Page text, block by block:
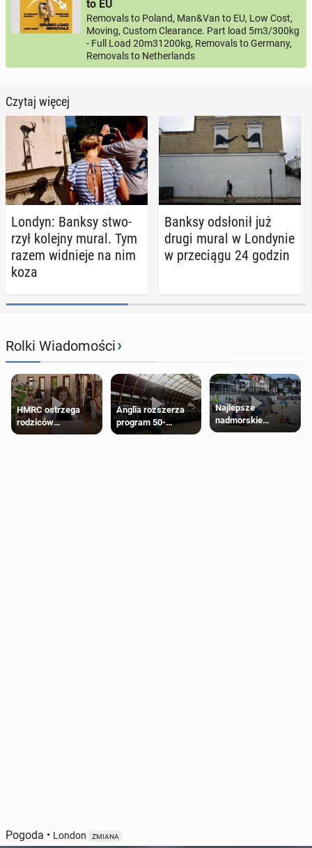
to EU
Removals to Poland, Man&Van to EU, Low Cost,
Moving, Custom Clearance. Part load 5m3/300kg
- Full Load 20m31200kg, Removals to Germany,
Removals to Netherlands
Czytaj więcej
Londyn: Banksy stwo­
rzył kolejny mural. Tym
razem wid­nie­je na nim
koza
Banksy od­sło­nił już
drugi mural w Lon­dy­nie
w prze­cią­gu 24 godzin
Rolki Wiadomości›
HMRC ostrzega
rodziców
pobierających Child
Anglia rozszerza
program 50-
procentowych
Najlepsze
nadmorskie
miasteczko blisko
Pogoda • London ZMIANA